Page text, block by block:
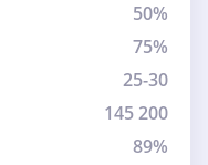
50%
75%
25-30
145 200
89%